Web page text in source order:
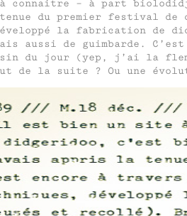
– à part
du premier festival
la fabrication de
aussi de guimbarde.
du jour (yep, j’ai la
de la suite ? Ou une